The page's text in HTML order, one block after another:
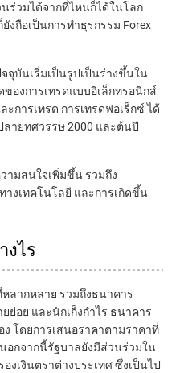
ร่วมได้จากที่ไหนก็ได้ในโลก
ยังถือเป็นการทำธุรกรรม Forex
จุบันเริ่มเป็นรูปเป็นร่างขึ้นใน
ของการเทรดแบบอิเล็กทรอนิกส์
การเทรด การเทรดฟอเร็กซ์ ได้
ายทศวรรษ 2000 และต้นปี
ามสนใจเพิ่มขึ้น รวมถึง
งเทคโนโลยี และการเกิดขึ้น
งไร
ลากหลาย รวมถึงธนาคาร
ย่อย และนักเก็งกำไร ธนาคาร
โดยการเสนอราคาตามราคาที่
อกจากนี้รัฐบาลยังมีส่วนร่วมใน
งเงินตราต่างประเทศ ซึ่งเป็นไป